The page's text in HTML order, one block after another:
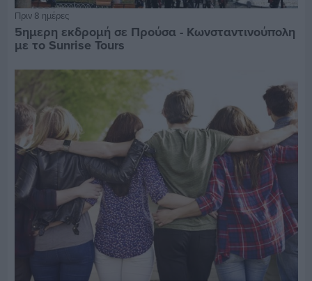
Πριν 8 ημέρες
5ημερη εκδρομή σε Προύσα - Κωνσταντινούπολη
με το Sunrise Tours